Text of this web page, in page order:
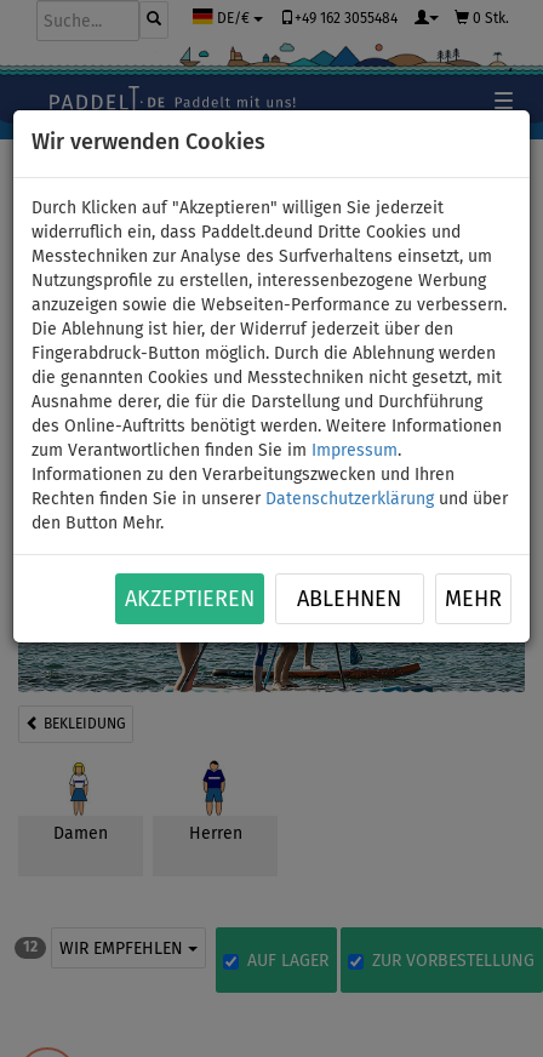
Wir verwenden Cookies
Durch Klicken auf "Akzeptieren" willigen Sie jederzeit
widerruflich ein, dass Paddelt.deund Dritte Cookies und
Messtechniken zur Analyse des Surfverhaltens einsetzt, um
Nutzungsprofile zu erstellen, interessenbezogene Werbung
anzuzeigen sowie die Webseiten-Performance zu verbessern.
Die Ablehnung ist hier, der Widerruf jederzeit über den
Fingerabdruck-Button möglich. Durch die Ablehnung werden
die genannten Cookies und Messtechniken nicht gesetzt, mit
Ausnahme derer, die für die Darstellung und Durchführung
des Online-Auftritts benötigt werden. Weitere Informationen
zum Verantwortlichen finden Sie im
Impressum.
Informationen zu den Verarbeitungszwecken und Ihren
Rechten finden Sie in unserer Datenschutzerklärungund über
den Button Mehr.
AKZEPTIEREN ABLEHNEN MEHR
DE/€ +49 162 3055484 0 Stk.
Shorts
Wir bieten speziell für Sie entwickelte,qualitativ hochwertige
Shorts für Wassersport
, Fitness und Freizeit! Das leichte und
schnell trocknende Material bietet einen erhöhten
UV-Schutz,
dass sie auch längere Aufenthalte in der Sonne gut überstehen.
Die Shorts wurden in Zusammenarbeit mit unseren führenden
SUP Athleten entwickelt, wodurch die Passform hervorragend ist
und die Bewegungsfreiheit nicht eingeschränkt wird. Das Design
verweist auf die Zugehörigkeit zur Paddleboarding-Community,
kann aber auch für jede andere Sportart verwendet werden.
BEKLEIDUNG
Damen Herren
12 WIR EMPFEHLEN
AUF LAGER ZUR VORBESTELLUNG